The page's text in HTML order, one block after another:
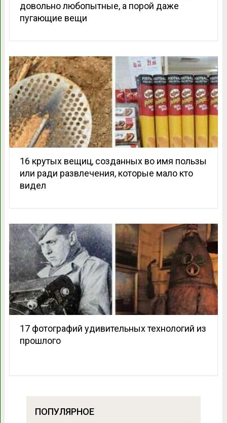
довольно любопытные, а порой даже
пугающие вещи
16 крутых вещиц, созданных во имя пользы
или ради развлечения, которые мало кто
видел
17 фотографий удивительных технологий из
прошлого
ПОПУЛЯРНОЕ